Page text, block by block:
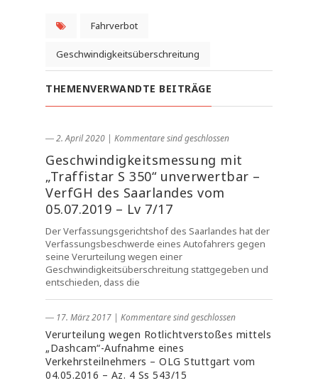
Fahrverbot
Geschwindigkeitsüberschreitung
THEMENVERWANDTE BEITRÄGE
― 2. April 2020 | Kommentare sind geschlossen
Geschwindigkeitsmessung mit
„Traffistar S 350“ unverwertbar –
VerfGH des Saarlandes vom
05.07.2019 – Lv 7/17
Der Verfassungsgerichtshof des Saarlandes hat der
Verfassungsbeschwerde eines Autofahrers gegen
seine Verurteilung wegen einer
Geschwindigkeitsüberschreitung stattgegeben und
entschieden, dass die
― 17. März 2017 | Kommentare sind geschlossen
Verurteilung wegen Rotlichtverstoßes mittels
„Dashcam“-Aufnahme eines
Verkehrsteilnehmers – OLG Stuttgart vom
04.05.2016 – Az. 4 Ss 543/15